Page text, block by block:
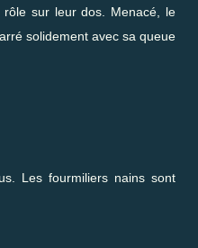
sur leur dos. Menacé, le
solidement avec sa queue
Les fourmiliers nains sont